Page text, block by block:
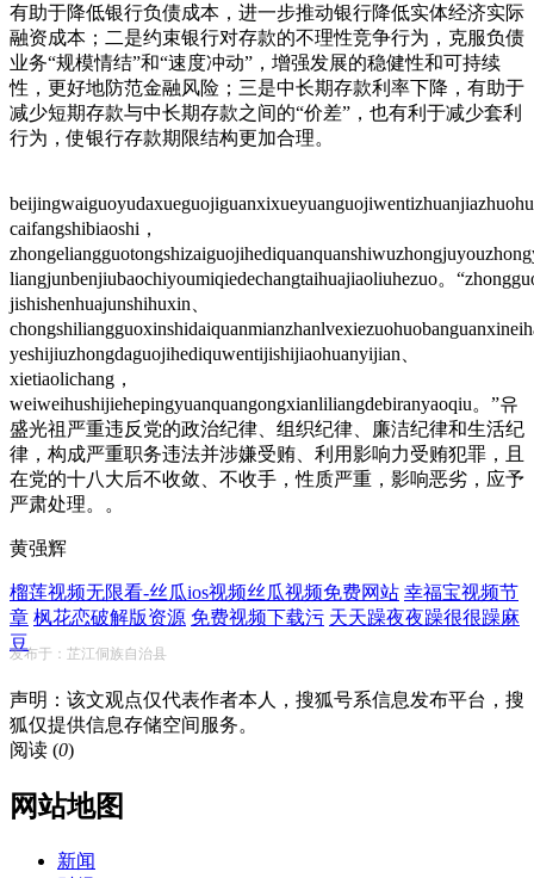
有助于降低银行负债成本，进一步推动银行降低实体经济实际
融资成本；二是约束银行对存款的不理性竞争行为，克服负债
业务“规模情结”和“速度冲动”，增强发展的稳健性和可持续
性，更好地防范金融风险；三是中长期存款利率下降，有助于
减少短期存款与中长期存款之间的“价差”，也有利于减少套利
行为，使银行存款期限结构更加合理。
caifangshibiaoshi，
liangjunbenjiubaochiyoumiqiedechangtaihuajiaoliuhezuo。
jishishenhuajunshihuxin、
yeshijiuzhongdaguojihediquwentijishijiaohuanyijian、
xietiaolichang，
weiweihushijiehepingyuanquangongxianliliangdebiranyaoqiu。
盛光祖严重违反党的政治纪律、组织纪律、廉洁纪律和生活纪
律，构成严重职务违法并涉嫌受贿、利用影响力受贿犯罪，且
在党的十八大后不收敛、不收手，性质严重，影响恶劣，应予
严肃处理。。
黄强辉
榴莲视频无限看-丝瓜ios视频丝瓜视频免费网站 幸福宝视频节
章 枫花恋破解版资源 免费视频下载污 天天躁夜夜躁很很躁麻
豆
发布于：芷江侗族自治县
声明：该文观点仅代表作者本人，搜狐号系信息发布平台，搜
狐仅提供信息存储空间服务。
阅读 (0)
网站地图
新闻